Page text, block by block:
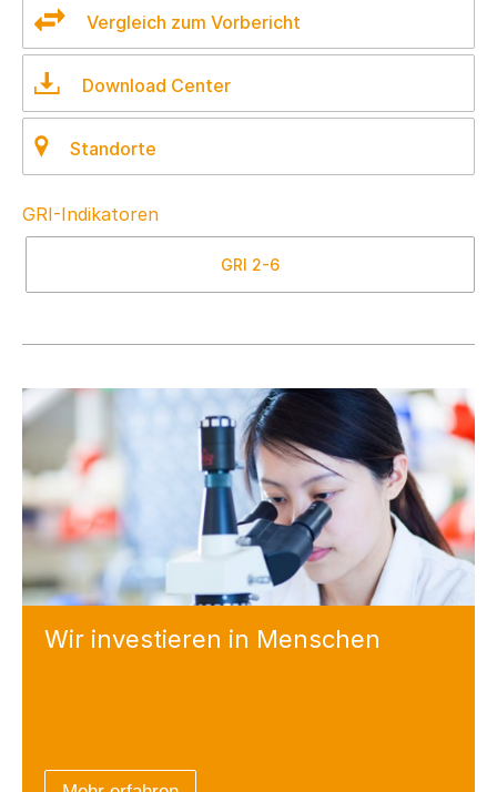
Vergleich zum Vorbericht
Download Center
Standorte
GRI-Indikatoren
GRI 2-6
Wir investieren in Menschen